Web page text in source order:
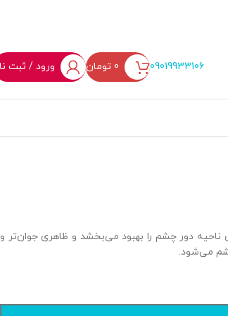
09019933106
0 تومان ورود / ثبت
دور چشم را بهبود می‌بخشد و ظاهری جوان‌تر و
می‌شود.